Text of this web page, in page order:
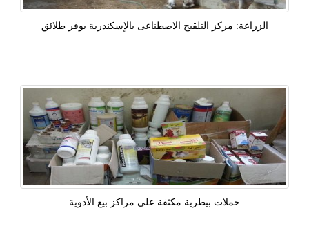
الزراعة: مركز التلقيح الاصطناعى بالإسكندرية يوفر طلائق
حملات بيطرية مكثفة على مراكز بيع الأدوية